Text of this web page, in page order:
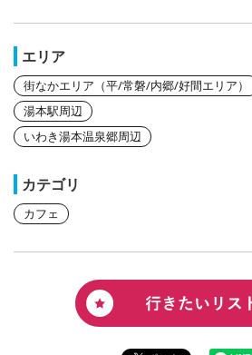
エリア
街なかエリア（平/常磐/内郷/好間エリア）
湯本駅周辺
いわき湯本温泉郷周辺
カテゴリ
カフェ